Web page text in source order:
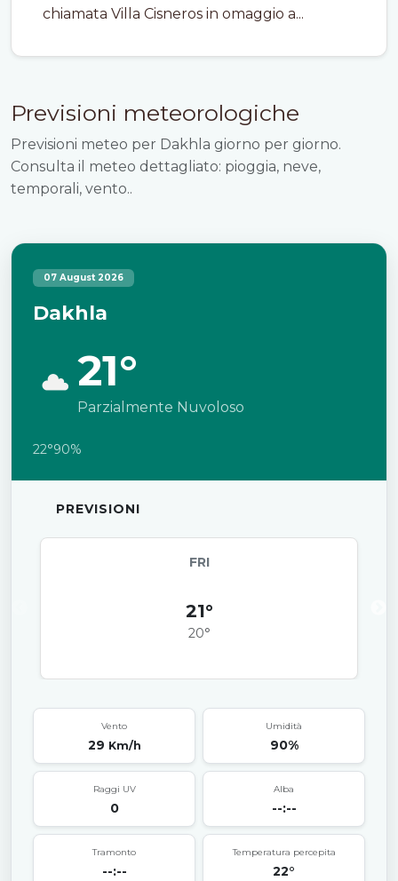
chiamata Villa Cisneros in omaggio a...
Previsioni meteorologiche
Previsioni meteo per Dakhla giorno per giorno.
Consulta il meteo dettagliato: pioggia, neve,
temporali, vento..
07 August 2026
Dakhla
21°
Parzialmente Nuvoloso
22°90%
PREVISIONI
FRI
21°
20°
Vento
29 Km/h
Umidità
90%
Raggi UV
0
Alba
--:--
Tramonto
--:--
Temperatura percepita
22°